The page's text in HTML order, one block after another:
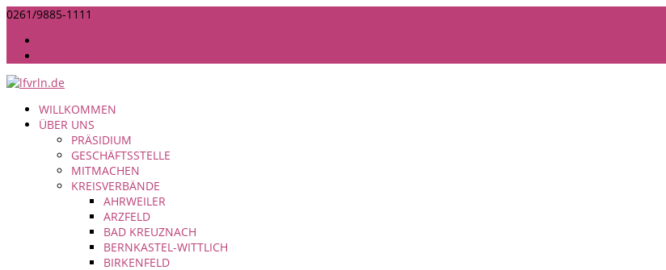
0261/9885-1111
WILLKOMMEN
ÜBER UNS
PRÄSIDIUM
GESCHÄFTSSTELLE
MITMACHEN
KREISVERBÄNDE
AHRWEILER
ARZFELD
BAD KREUZNACH
BERNKASTEL-WITTLICH
BIRKENFELD